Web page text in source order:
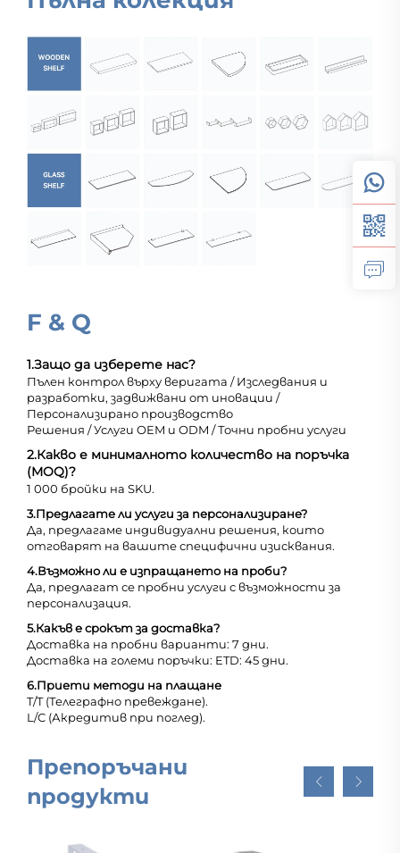
F & Q
1.Защо да изберете нас?
Пълен контрол върху веригата / Изследвания и
разработки, задвижвани от иновации /
Персонализирано производство
Решения / Услуги OEM и ODM / Точни пробни услуги
2.Какво е минималното количество на поръчка
(MOQ)?
1 000 бройки на SKU.
3.Предлагате ли услуги за персонализиране?
Да, предлагаме индивидуални решения, които
отговарят на вашите специфични изисквания.
4.Възможно ли е изпращането на проби?
Да, предлагат се пробни услуги с възможности за
персонализация.
5.Какъв е срокът за доставка?
Доставка на пробни варианти: 7 дни.
Доставка на големи поръчки: ETD: 45 дни.
6.Приети методи на плащане
T/T (Телеграфно превеждане).
L/C (Акредитив при поглед).
Препоръчани
продукти